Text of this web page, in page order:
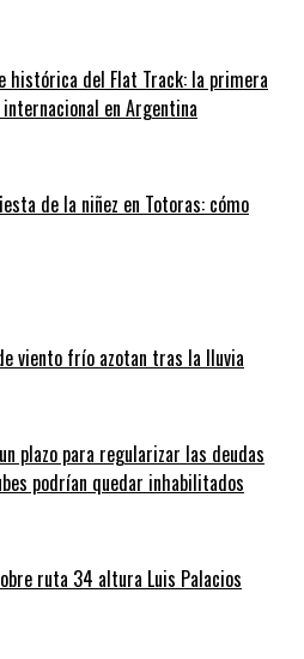
histórica del Flat Track: la primera
en Argentina
de la niñez en Totoras: cómo
viento frío azotan tras la lluvia
plazo para regularizar las deudas
podrían quedar inhabilitados
ruta 34 altura Luis Palacios